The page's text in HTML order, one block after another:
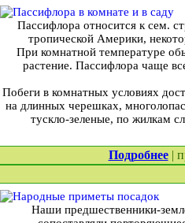
Пассифлора относится к сем.
тропической Америки,
При комнатной температуре
растение. Пассифлора чаще
Побеги в комнатных условиях
на длинных черешках,
тускло-зеленые, по жилкам
Подробнее|
Наши предшественники-